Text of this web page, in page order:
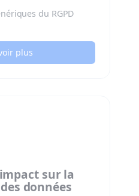
du RGPD
plus
sur la
données